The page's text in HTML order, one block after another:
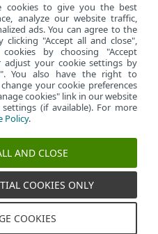
ESET
Administrar perfiles
cookies to give you the best
analyze our website traffic,
ads. You can agree to the
"Accept all and close",
by choosing "Accept
adjust your cookie settings by
You also have the right to
your cookie preferences
cookies" link in our website
(if available). For more
Policy.
AND CLOSE
COOKIES ONLY
COOKIES